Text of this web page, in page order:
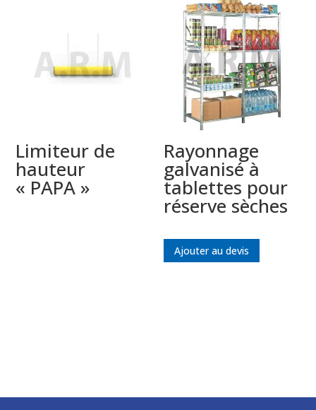
Limiteur de
hauteur
« PAPA »
Rayonnage
galvanisé à
tablettes pour
réserve sèches
Ajouter au devis